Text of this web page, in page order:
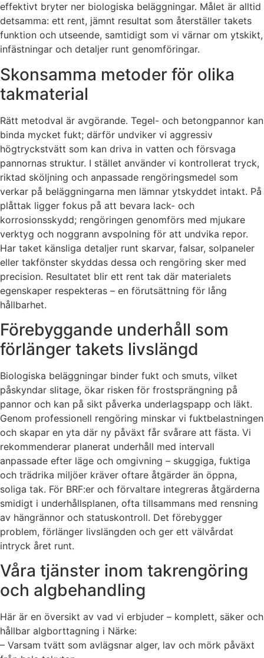
effektivt bryter ner biologiska beläggningar. Målet är alltid
detsamma: ett rent, jämnt resultat som återställer takets
funktion och utseende, samtidigt som vi värnar om ytskikt,
infästningar och detaljer runt genomföringar.
Skonsamma metoder för olika
takmaterial
Rätt metodval är avgörande. Tegel- och betongpannor kan
binda mycket fukt; därför undviker vi aggressiv
högtryckstvätt som kan driva in vatten och försvaga
pannornas struktur. I stället använder vi kontrollerat tryck,
riktad sköljning och anpassade rengöringsmedel som
verkar på beläggningarna men lämnar ytskyddet intakt. På
plåttak ligger fokus på att bevara lack- och
korrosionsskydd; rengöringen genomförs med mjukare
verktyg och noggrann avspolning för att undvika repor.
Har taket känsliga detaljer runt skarvar, falsar, solpaneler
eller takfönster skyddas dessa och rengöring sker med
precision. Resultatet blir ett rent tak där materialets
egenskaper respekteras – en förutsättning för lång
hållbarhet.
Förebyggande underhåll som
förlänger takets livslängd
Biologiska beläggningar binder fukt och smuts, vilket
påskyndar slitage, ökar risken för frostsprängning på
pannor och kan på sikt påverka underlagspapp och läkt.
Genom professionell rengöring minskar vi fuktbelastningen
och skapar en yta där ny påväxt får svårare att fästa. Vi
rekommenderar planerat underhåll med intervall
anpassade efter läge och omgivning – skuggiga, fuktiga
och trädrika miljöer kräver oftare åtgärder än öppna,
soliga tak. För BRF:er och förvaltare integreras åtgärderna
smidigt i underhållsplanen, ofta tillsammans med rensning
av hängrännor och statuskontroll. Det förebygger
problem, förlänger livslängden och ger ett välvårdat
intryck året runt.
Våra tjänster inom takrengöring
och algbehandling
Här är en översikt av vad vi erbjuder – komplett, säker och
hållbar algborttagning i Närke:
– Varsam tvätt som avlägsnar alger, lav och mörk påväxt